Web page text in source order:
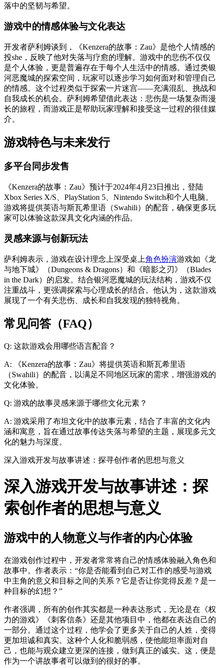
落中的坚韧与希望。
游戏中的情感体验与文化表达
开发者萨利姆谈到，《Kenzera的故事：Zau》是他个人情感的
投she，反映了他对失落与疗愈的理解。游戏中的悲伤不仅仅
是个人体验，更是普遍存在于每个人生活中的情感。通过类银
河恶魔城的探索空间，玩家可以逐步学习如何面对和管理自己
的情感。这个过程类似于探索一片迷宫——充满混乱、挑战和
自我成长的机会。萨利姆希望借此表达：悲伤是一场复杂而漫
长的旅程，而游戏正是帮助玩家理解和接受这一过程的很佳媒
介。
游戏特色与未来发行
多平台同步发售
《Kenzera的故事：Zau》预计于2024年4月23日推出，登陆
Xbox Series X/S、PlayStation 5、Nintendo Switch和个人电脑。
游戏将提供英语与斯瓦希里语（Swahili）的配音，确保更多玩
家可以体验这款深具文化内涵的作品。
灵感来源与创新玩法
萨利姆表示，游戏在设计理念上深受桌上角色扮演游戏如《龙
与地下城》（Dungeons & Dragons）和《暗影之刃》（Blades
in the Dark）的启发。结合银河恶魔城的玩法结构，游戏不仅
注重战斗，更强调探索与心理成长的结合。他认为，这款游戏
展现了一个有关悲伤、成长和自我发现的独特视角。
常见问答（FAQ）
Q: 这款游戏会用哪些语言配音？
A: 《Kenzera的故事：Zau》将提供英语和斯瓦希里语
（Swahili）的配音，以满足不同地区玩家的需求，增强游戏的
文化体验。
Q: 游戏的故事灵感来源于哪些文化元素？
A: 游戏采用了布坦文化中的故事元素，结合了丰富的文化内
涵和寓意，旨在通过故事传达失落与希望的主题，展现多元文
化的魅力与深度。
深入游戏开发与故事讲述：探寻创作者的思想与意义
深入游戏开发与故事讲述：探
索创作者的思想与意义
游戏中的人物意义与作者的内心体验
在游戏创作过程中，开发者常常将自己的情感体验融入角色和
故事中。作者表示：“你是否能看到自己对工作的感受与游戏
中主角的意义和目标之间的关系？它是否让你觉得反差？是一
种目标的幻想？”
作者强调，所有的创作其实都是一种表达形式，无论是在《权
力的游戏》《刺客信条》还是其他项目中，他都在表达自己的
一部分。通过这个过程，他学会了更多关于自己的人姓，变得
更加坦诚和真实。这种个人化和脆弱感，使他能坦率面对自
己，也能与观众建立更深的连接，做到真正的诚实。这，便是
作为一个讲故事者可以做到的很好的事。